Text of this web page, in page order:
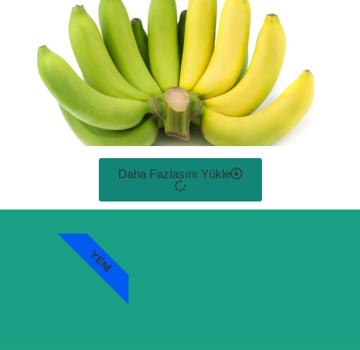
Daha Fazlasını Yükle
YENI